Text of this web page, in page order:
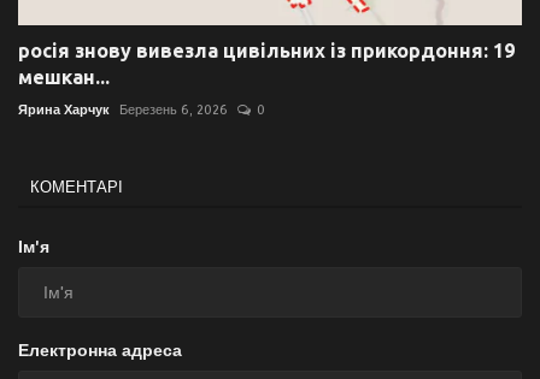
росія знову вивезла цивільних із прикордоння: 19
мешкан...
Ярина Харчук Березень 6, 2026 0
КОМЕНТАРІ
Ім'я
Електронна адреса